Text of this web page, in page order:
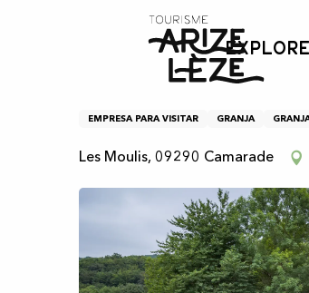
EXPLORE
Granja de Moulis - Mohair
Granja de
EMPRESA PARA VISITAR GRANJA
Les Moulis, 09290 Camarade